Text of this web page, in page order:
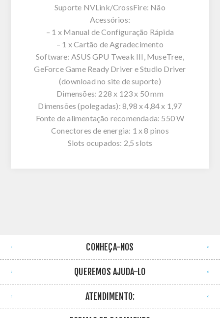
Suporte NVLink/CrossFire: Não
Acessórios:
– 1 x Manual de Configuração Rápida
– 1 x Cartão de Agradecimento
Software: ASUS GPU Tweak III, MuseTree,
GeForce Game Ready Driver e Studio Driver
(download no site de suporte)
Dimensões: 228 x 123 x 50 mm
Dimensões (polegadas): 8,98 x 4,84 x 1,97
Fonte de alimentação recomendada: 550 W
Conectores de energia: 1 x 8 pinos
Slots ocupados: 2,5 slots
CONHEÇA-NOS
QUEREMOS AJUDÁ-LO
ATENDIMENTO: